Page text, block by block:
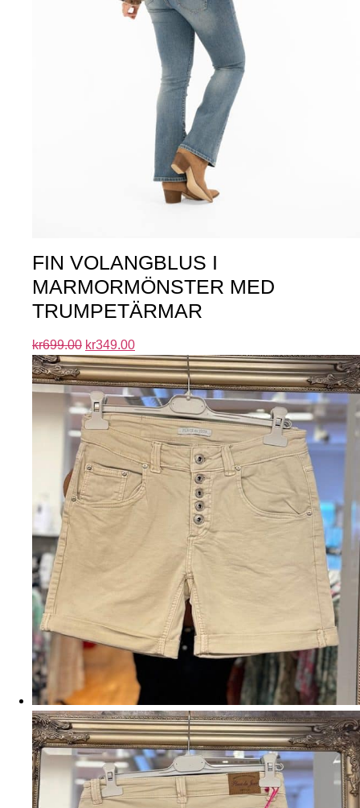
FIN VOLANGBLUS I
MARMORMÖNSTER MED
TRUMPETÄRMAR
kr699.00 kr349.00